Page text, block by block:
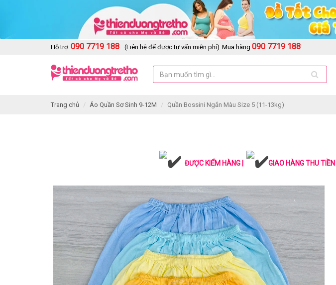
Hỗ trợ: 090 7719 188 (Liên hệ để được tư vấn miễn phí) Mua hàng:090 7719 188
Trang chủ Áo Quần Sơ Sinh 9-12M Quần Bossini Ngắn Màu Size 5 (11-13kg)
ĐƯỢC KIỂM HÀNG | GIAO HÀNG THU TIỀN |